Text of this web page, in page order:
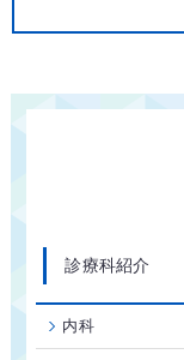
診療科紹介
内科